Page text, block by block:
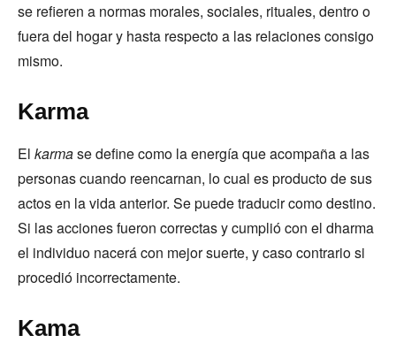
se refieren a normas morales, sociales, rituales, dentro o
fuera del hogar y hasta respecto a las relaciones consigo
mismo.
Karma
El karmase define como la energía que acompaña a las
personas cuando reencarnan, lo cual es producto de sus
actos en la vida anterior. Se puede traducir como destino.
Si las acciones fueron correctas y cumplió con el dharma
el individuo nacerá con mejor suerte, y caso contrario si
procedió incorrectamente.
Kama